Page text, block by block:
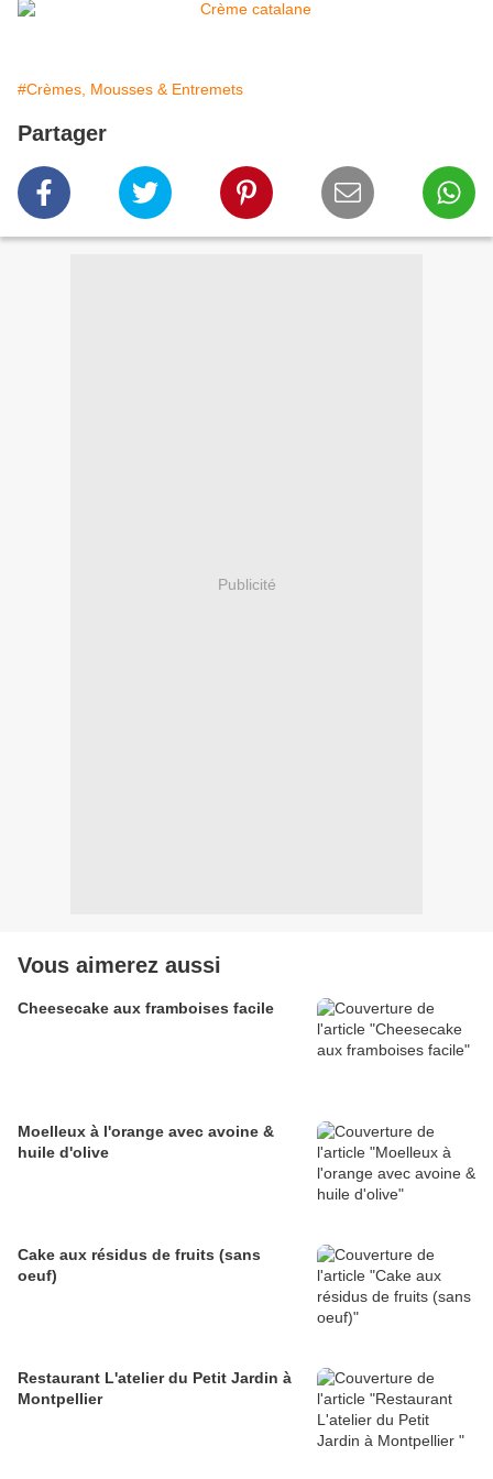
#Crèmes, Mousses & Entremets
Partager
Publicité
Vous aimerez aussi
Cheesecake aux framboises facile
Moelleux à l'orange avec avoine &
huile d'olive
Cake aux résidus de fruits (sans
oeuf)
Restaurant L'atelier du Petit Jardin à
Montpellier